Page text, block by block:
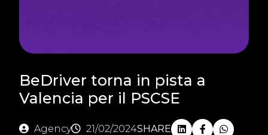
BeDriver torna in pista a
Valencia per il PSCSE
Agency 21/02/2024SHARE